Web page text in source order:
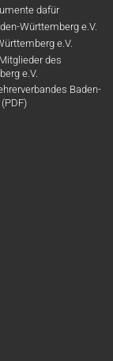
dafür
Württemberg e.V.
e.V.
des
e.V.
Baden-